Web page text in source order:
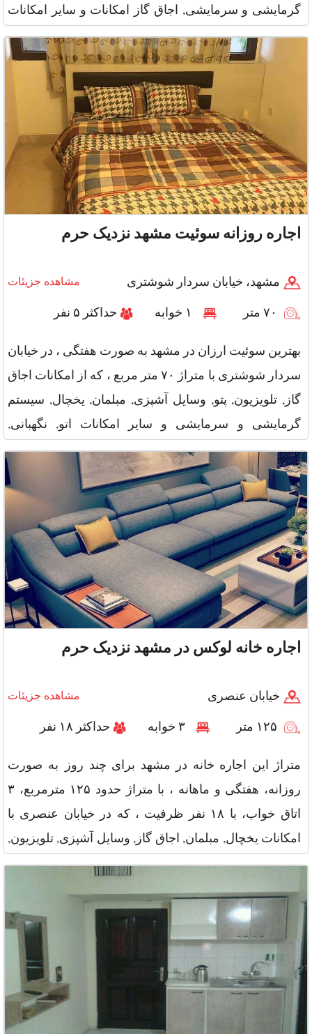
گرمایشی و سرمایشی, اجاق گاز امکانات و سایر امکانات
اتو, نگه
اجاره روزانه سوئیت مشهد نزدیک حرم
مشهد، خیابان سردار شوشتری مشاهده جزیئات
حداکثر ۵ نفر
بهترین سوئیت ارزان در مشهد به صورت هفتگی ، در خیابان
سردار شوشتری با متراژ ۷۰ متر مربع ، که از امکانات اجاق
گاز, تلویزیون, پتو, وسایل آشپزی, مبلمان, یخچال, سیستم
گرمایشی و سرمایشی و سایر امکانات اتو, نگهبانی,
ماکروفر, م
اجاره خانه لوکس در مشهد نزدیک حرم
خیابان عنصری مشاهده جزیئات
حداکثر ۱۸ نفر
متراژ این اجاره خانه در مشهد برای چند روز به صورت
روزانه، هفتگی و ماهانه ، با متراژ حدود ۱۲۵ مترمربع، ۳
اتاق خواب، با ۱۸ نفر ظرفیت ، که در خیابان عنصری با
امکانات یخچال, مبلمان, اجاق گاز, وسایل آشپزی, تلویزیون,
پتو